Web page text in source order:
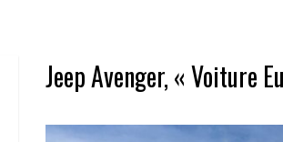
Jeep Avenger, « Voiture